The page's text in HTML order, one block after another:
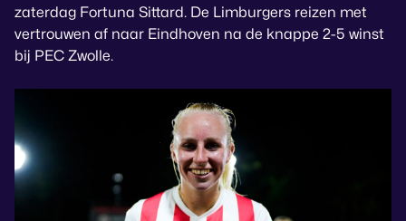
zaterdag Fortuna Sittard. De Limburgers reizen met
vertrouwen af naar Eindhoven na de knappe 2-5 winst
bij PEC Zwolle.